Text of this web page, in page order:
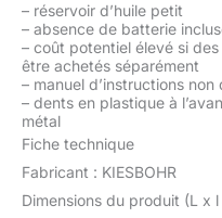
– réservoir d’huile petit
– absence de batterie
– coût potentiel élevé si
être achetés séparément
– manuel d’instructions
– dents en plastique à
métal
Fiche technique
Fabricant : KIESBOHR
Dimensions du produit (L x